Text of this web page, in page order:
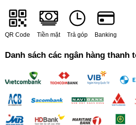
QR Code Tiền mặt Trả góp Banking
Danh sách các ngân hàng thanh